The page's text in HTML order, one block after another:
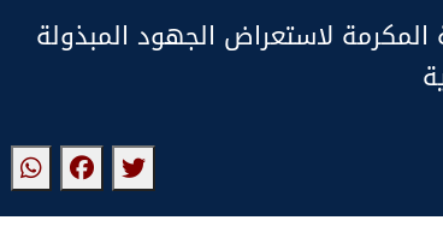
المكرمة لاستعراض الجهود المبذولة